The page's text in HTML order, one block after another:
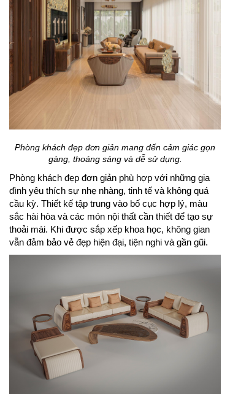
Phòng khách đẹp đơn giản mang đến cảm giác gọn
gàng, thoáng sáng và dễ sử dụng.
Phòng khách đẹp đơn giản phù hợp với những gia
đình yêu thích sự nhẹ nhàng, tinh tế và không quá
cầu kỳ. Thiết kế tập trung vào bố cục hợp lý, màu
sắc hài hòa và các món nội thất cần thiết để tạo sự
thoải mái. Khi được sắp xếp khoa học, không gian
vẫn đảm bảo vẻ đẹp hiện đại, tiện nghi và gần gũi.